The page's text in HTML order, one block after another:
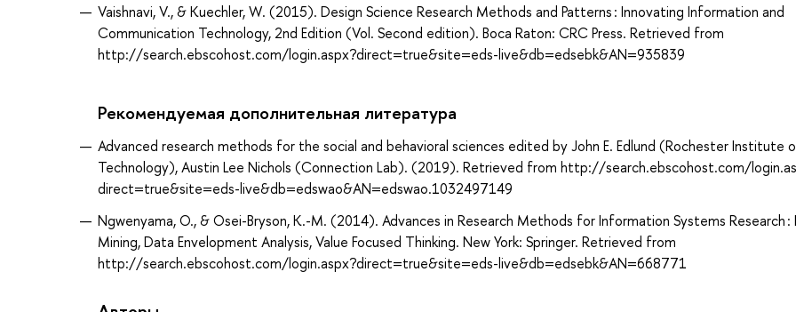
Vaishnavi, V., & Kuechler, W. (2015). Design Science Research Methods and Patterns : Innovating Information and
Communication Technology, 2nd Edition (Vol. Second edition). Boca Raton: CRC Press. Retrieved from
http://search.ebscohost.com/login.aspx?direct=true&site=eds-live&db=edsebk&AN=935839
Рекомендуемая дополнительная литература
Advanced research methods for the social and behavioral sciences edited by John E. Edlund (Rochester Institute
Technology), Austin Lee Nichols (Connection Lab). (2019). Retrieved from http://search.ebscohost.com/
direct=true&site=eds-live&db=edswao&AN=edswao.1032497149
Ngwenyama, O., & Osei-Bryson, K.-M. (2014). Advances in Research Methods for Information Systems Research :
Mining, Data Envelopment Analysis, Value Focused Thinking. New York: Springer. Retrieved from
http://search.ebscohost.com/login.aspx?direct=true&site=eds-live&db=edsebk&AN=668771